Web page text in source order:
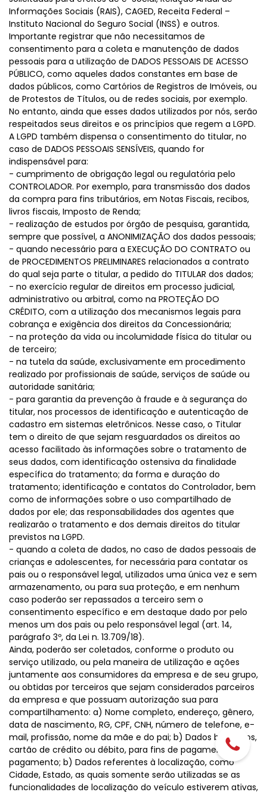
Informações Sociais (RAIS), CAGED, Receita Federal –
Instituto Nacional do Seguro Social (INSS) e outros.
Importante registrar que não necessitamos de
consentimento para a coleta e manutenção de dados
pessoais para a utilização de DADOS PESSOAIS DE ACESSO
PÚBLICO, como aqueles dados constantes em base de
dados públicos, como Cartórios de Registros de Imóveis, ou
de Protestos de Títulos, ou de redes sociais, por exemplo.
No entanto, ainda que esses dados utilizados por nós, serão
respeitados seus direitos e os princípios que regem a LGPD.
A LGPD também dispensa o consentimento do titular, no
caso de DADOS PESSOAIS SENSÍVEIS, quando for
indispensável para:
- cumprimento de obrigação legal ou regulatória pelo
CONTROLADOR. Por exemplo, para transmissão dos dados
da compra para fins tributários, em Notas Fiscais, recibos,
livros fiscais, Imposto de Renda;
- realização de estudos por órgão de pesquisa, garantida,
sempre que possível, a ANONIMIZAÇÃO dos dados pessoais;
- quando necessário para a EXECUÇÃO DO CONTRATO ou
de PROCEDIMENTOS PRELIMINARES relacionados a contrato
do qual seja parte o titular, a pedido do TITULAR dos dados;
- no exercício regular de direitos em processo judicial,
administrativo ou arbitral, como na PROTEÇÃO DO
CRÉDITO, com a utilização dos mecanismos legais para
cobrança e exigência dos direitos da Concessionária;
- na proteção da vida ou incolumidade física do titular ou
de terceiro;
- na tutela da saúde, exclusivamente em procedimento
realizado por profissionais de saúde, serviços de saúde ou
autoridade sanitária;
- para garantia da prevenção à fraude e à segurança do
titular, nos processos de identificação e autenticação de
cadastro em sistemas eletrônicos. Nesse caso, o Titular
tem o direito de que sejam resguardados os direitos ao
acesso facilitado às informações sobre o tratamento de
seus dados, com identificação ostensiva da finalidade
específica do tratamento; da forma e duração do
tratamento; identificação e contatos do Controlador, bem
como de informações sobre o uso compartilhado de
dados por ele; das responsabilidades dos agentes que
realizarão o tratamento e dos demais direitos do titular
previstos na LGPD.
- quando a coleta de dados, no caso de dados pessoais de
crianças e adolescentes, for necessária para contatar os
pais ou o responsável legal, utilizados uma única vez e sem
armazenamento, ou para sua proteção, e em nenhum
caso poderão ser repassados a terceiro sem o
consentimento específico e em destaque dado por pelo
menos um dos pais ou pelo responsável legal (art. 14,
parágrafo 3º, da Lei n. 13.709/18).
Ainda, poderão ser coletados, conforme o produto ou
serviço utilizado, ou pela maneira de utilização e ações
juntamente aos consumidores da empresa e de seu grupo,
ou obtidas por terceiros que sejam considerados parceiros
da empresa e que possuam autorização sua para
compartilhamento: a) Nome completo, endereço, gênero,
data de nascimento, RG, CPF, CNH, número de telefone, e-
mail, profissão, nome da mãe e do pai; b) Dados bancários,
cartão de crédito ou débito, para fins de pagamento de
pagamento; b) Dados referentes à localização, como
Cidade, Estado, as quais somente serão utilizadas se as
funcionalidades de localização do veículo estiverem ativas,